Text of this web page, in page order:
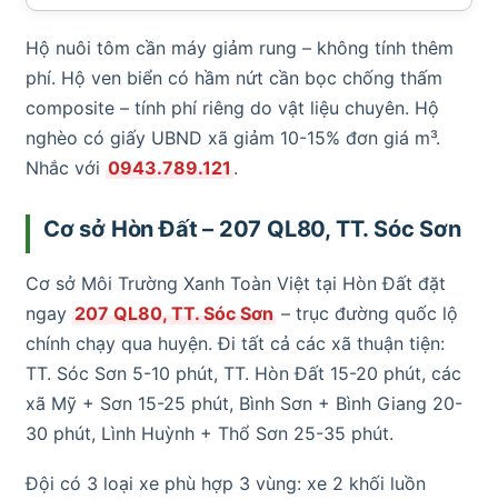
Hộ nuôi tôm cần máy giảm rung – không tính thêm
phí. Hộ ven biển có hầm nứt cần bọc chống thấm
composite – tính phí riêng do vật liệu chuyên. Hộ
nghèo có giấy UBND xã giảm 10-15% đơn giá m³.
Nhắc với 0943.789.121 .
Cơ sở Hòn Đất – 207 QL80, TT. Sóc Sơn
Cơ sở Môi Trường Xanh Toàn Việt tại Hòn Đất đặt
ngay 207 QL80, TT. Sóc Sơn – trục đường quốc lộ
chính chạy qua huyện. Đi tất cả các xã thuận tiện:
TT. Sóc Sơn 5-10 phút, TT. Hòn Đất 15-20 phút, các
xã Mỹ + Sơn 15-25 phút, Bình Sơn + Bình Giang 20-
30 phút, Lình Huỳnh + Thổ Sơn 25-35 phút.
Đội có 3 loại xe phù hợp 3 vùng: xe 2 khối luồn